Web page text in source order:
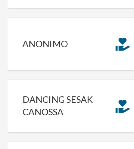
ANONIMO
DANCING SESAK
CANOSSA